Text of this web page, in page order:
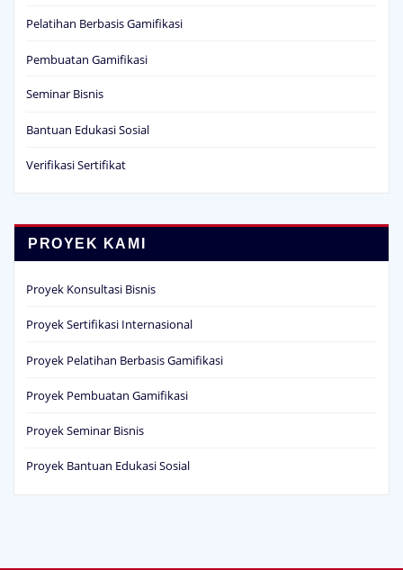
Pelatihan Berbasis Gamifikasi
Pembuatan Gamifikasi
Seminar Bisnis
Bantuan Edukasi Sosial
Verifikasi Sertifikat
PROYEK KAMI
Proyek Konsultasi Bisnis
Proyek Sertifikasi Internasional
Proyek Pelatihan Berbasis Gamifikasi
Proyek Pembuatan Gamifikasi
Proyek Seminar Bisnis
Proyek Bantuan Edukasi Sosial